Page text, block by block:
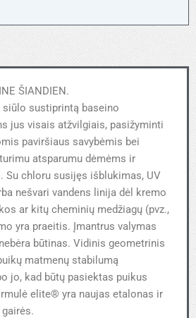
ŠIANDIEN.
siūlo sustiprintą baseino
jus visais atžvilgiais, pasižyminti
paviršiaus savybėmis bei
atsparumu dėmėms ir
Su chloru susijęs išblukimas, UV
nešvari vandens linija dėl kremo
ar kitų cheminių medžiagų (pvz.,
yra praeitis. Įmantrus valymas
būtinas. Vidinis geometrinis
matmenų stabilumą
jo, kad būtų pasiektas puikus
elite® yra naujas etalonas ir